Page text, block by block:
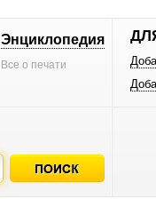
Энциклопедия
Все о печати